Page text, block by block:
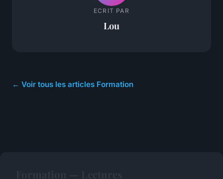
ECRIT PAR
Lou
← Voir tous les articles Formation